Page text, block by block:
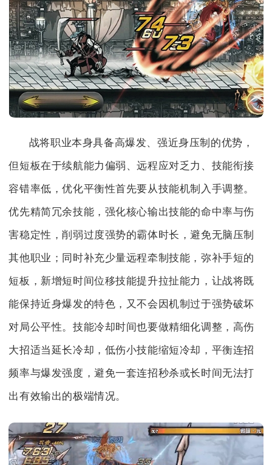
战将职业本身具备高爆发、强近身压制的优势，
但短板在于续航能力偏弱、远程应对乏力、技能衔接
容错率低，优化平衡性首先要从技能机制入手调整。
优先精简冗余技能，强化核心输出技能的命中率与伤
害稳定性，削弱过度强势的霸体时长，避免无脑压制
其他职业；同时补充少量远程牵制技能，弥补手短的
短板，新增短时间位移技能提升拉扯能力，让战将既
能保持近身爆发的特色，又不会因机制过于强势破坏
对局公平性。技能冷却时间也要做精细化调整，高伤
大招适当延长冷却，低伤小技能缩短冷却，平衡连招
频率与爆发强度，避免一套连招秒杀或长时间无法打
出有效输出的极端情况。